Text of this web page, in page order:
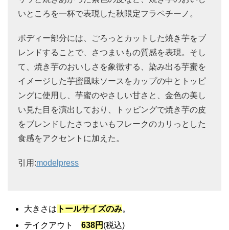
いところを一杯で表現した秋限定フラペチーノ。
ボディー部分には、ごろっとカットした焼き芋をブ
レンドすることで、さつまいもの質感を表現。そし
て、焼き芋のおいしさを象徴する、染み出る芋蜜を
イメージした芋蜜風味ソースをカップの中とトッピ
ングに使用し、芋蜜のやさしい甘さと、金色の美し
い見た目を演出しており、トッピングで焼き芋の皮
をブレンドしたさつまいもフレークのカリっとした
食感をアクセントに加えた。
引用:modelpress
大きさは トールサイズのみ。
テイクアウト 638円 (税込)